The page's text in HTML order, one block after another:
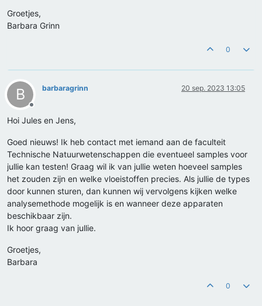
Groetjes,
Barbara Grinn
0
B
Offline
barbaragrinn 20 sep. 2023 13:05
Hoi Jules en Jens,
Goed nieuws! Ik heb contact met iemand aan de faculteit
Technische Natuurwetenschappen die eventueel samples voor
jullie kan testen! Graag wil ik van jullie weten hoeveel samples
het zouden zijn en welke vloeistoffen precies. Als jullie de types
door kunnen sturen, dan kunnen wij vervolgens kijken welke
analysemethode mogelijk is en wanneer deze apparaten
beschikbaar zijn.
Ik hoor graag van jullie.
Groetjes,
Barbara
0